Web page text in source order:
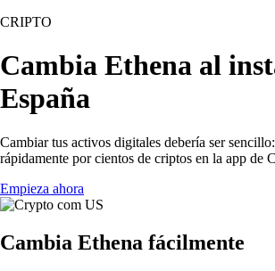
CRIPTO
Cambia Ethena al
España
Cambiar tus activos digitales debería ser
rápidamente por cientos de criptos en la app de
Empieza ahora
Cambia Ethena fácilmente